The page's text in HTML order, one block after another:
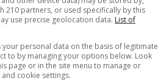
210 partners, or used specifically by this
use precise geolocation data. List of
personal data on the basis of legitimate
to by managing your options below. Look
page or in the site menu to manage or
cookie settings.